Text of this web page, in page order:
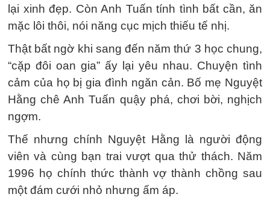
lại xinh đẹp. Còn Anh Tuấn tính tình bất cần, ăn
mặc lôi thôi, nói năng cục mịch thiếu tế nhị.
Thật bất ngờ khi sang đến năm thứ 3 học chung,
“cặp đôi oan gia” ấy lại yêu nhau. Chuyện tình
cảm của họ bị gia đình ngăn cản. Bố mẹ Nguyệt
Hằng chê Anh Tuấn quậy phá, chơi bời, nghịch
ngợm.
Thế nhưng chính Nguyệt Hằng là người động
viên và cùng bạn trai vượt qua thử thách. Năm
1996 họ chính thức thành vợ thành chồng sau
một đám cưới nhỏ nhưng ấm áp.